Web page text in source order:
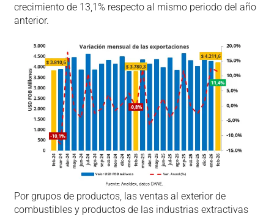
crecimiento de 13,1% respecto al mismo periodo del año
anterior.
Por grupos de productos, las ventas al exterior de
combustibles y productos de las industrias extractivas